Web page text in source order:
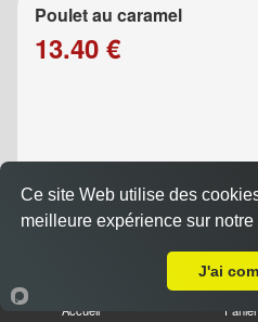
Poulet au caramel
13.40 €
Poulet aux légumes
Accueil Panier
Ce site Web utilise des
meilleure expérience sur notre
J'ai